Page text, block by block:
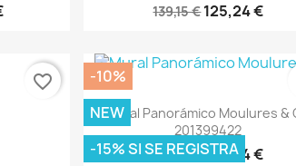
139,15 €125,24 €
favorite_border
Vista rápida
Mural Panorámico Moulures &
201399422
139,15 €125,24 €
-10%
NEW
-15% SI SE REGISTRA